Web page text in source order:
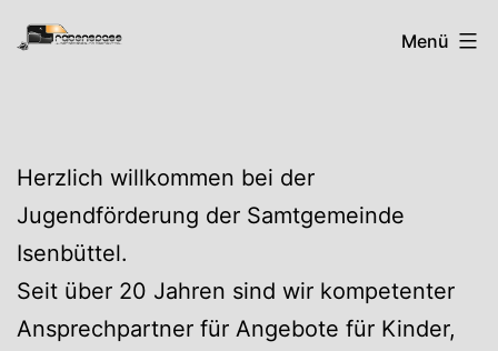
Zum
Inhalt
RabenspassMenü
Herzlich willkommen bei der
Jugendförderung der Samtgemeinde
Isenbüttel.
Seit über 20 Jahren sind wir kompetenter
Ansprechpartner für Angebote für Kinder,